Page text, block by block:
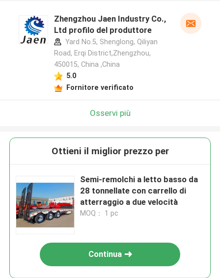
Zhengzhou Jaen Industry Co.,
Ltd profilo del produttore
Yard No.5, Shenglong, Qiliyan
Road, Erqi District,Zhengzhou,
450015, China ,China
5.0
Fornitore verificato
Osservi più
Ottieni il miglior prezzo per
Semi-remolchi a letto basso da
28 tonnellate con carrello di
atterraggio a due velocità
MOQ： 1 pc
Continua